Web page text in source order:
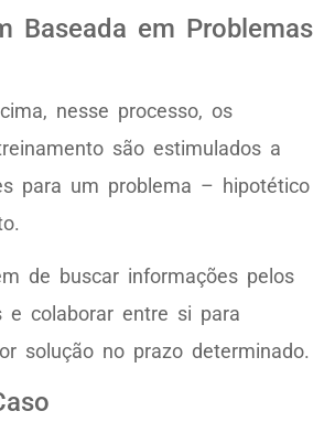
Baseada em Problemas
nesse processo, os
são estimulados a
para um problema – hipotético
de buscar informações pelos
e colaborar entre si para
solução no prazo determinado.